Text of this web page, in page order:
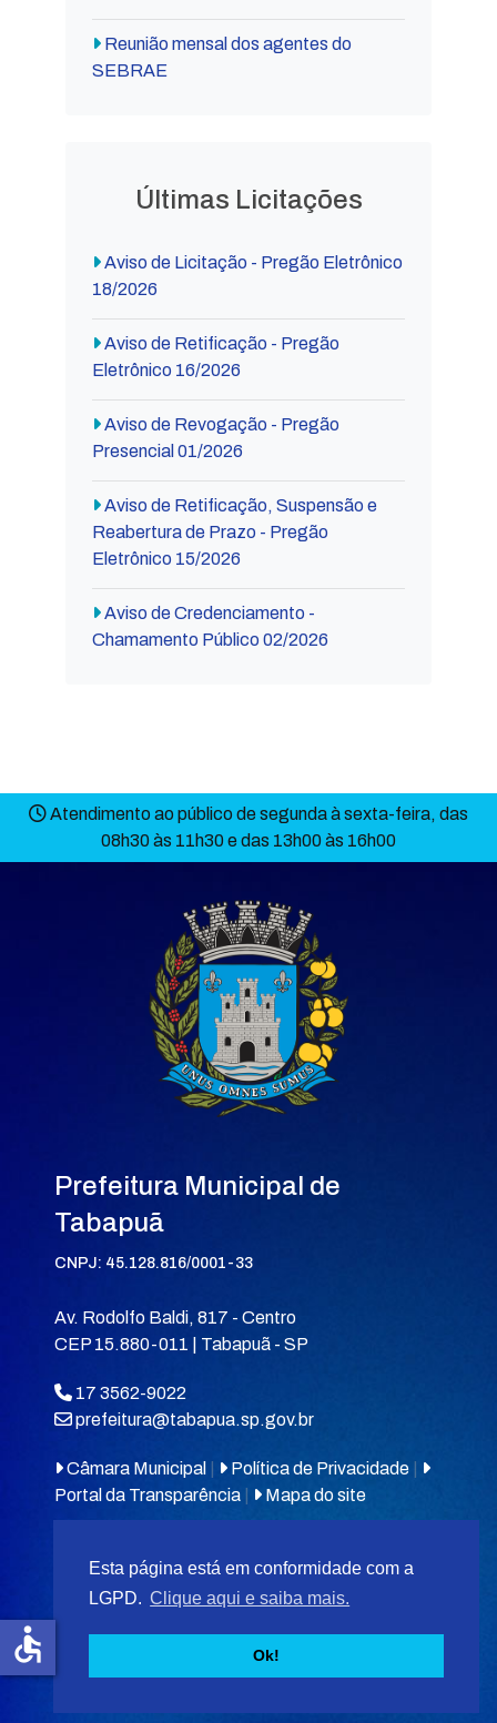
Esta página está em conformidade com a
LGPD. Clique aqui e saiba mais.
Ok!
Reunião mensal dos agentes do
SEBRAE
Últimas Licitações
Aviso de Licitação - Pregão Eletrônico
18/2026
Aviso de Retificação - Pregão
Eletrônico 16/2026
Aviso de Revogação - Pregão
Presencial 01/2026
Aviso de Retificação, Suspensão e
Reabertura de Prazo - Pregão
Eletrônico 15/2026
Aviso de Credenciamento -
Chamamento Público 02/2026
Atendimento ao público de segunda à sexta-feira, das
08h30 às 11h30 e das 13h00 às 16h00
Prefeitura Municipal de
Tabapuã
CNPJ: 45.128.816/0001-33
Av. Rodolfo Baldi, 817 - Centro
CEP 15.880-011 | Tabapuã - SP
17 3562-9022
prefeitura@tabapua.sp.gov.br
Câmara Municipal Política de Privacidade
Portal da Transparência
Mapa do site
© 2026MIT Tabapuã.
accessible